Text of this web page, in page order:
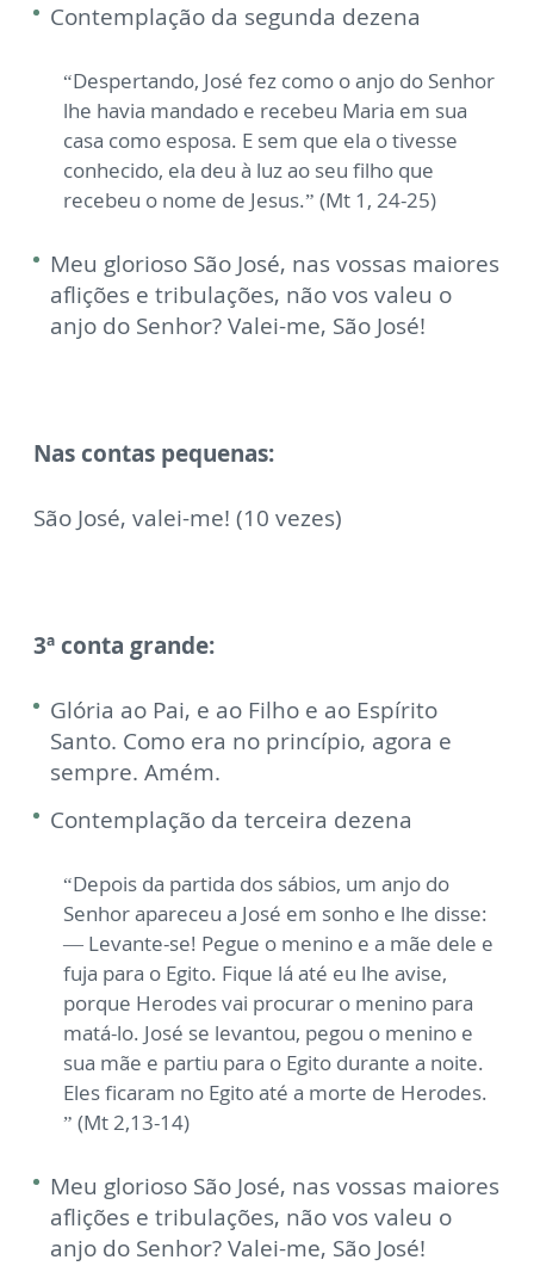
Contemplação da segunda dezena
“Despertando, José fez como o anjo do Senhor
lhe havia mandado e recebeu Maria em sua
casa como esposa. E sem que ela o tivesse
conhecido, ela deu à luz ao seu filho que
recebeu o nome de Jesus.” (Mt 1, 24-25)
Meu glorioso São José, nas vossas maiores
aflições e tribulações, não vos valeu o
anjo do Senhor? Valei-me, São José!
Nas contas pequenas:
São José, valei-me! (10 vezes)
3ª conta grande:
Glória ao Pai, e ao Filho e ao Espírito
Santo. Como era no princípio, agora e
sempre. Amém.
Contemplação da terceira dezena
“Depois da partida dos sábios, um anjo do
Senhor apareceu a José em sonho e lhe disse:
— Levante-se! Pegue o menino e a mãe dele e
fuja para o Egito. Fique lá até eu lhe avise,
porque Herodes vai procurar o menino para
matá-lo. José se levantou, pegou o menino e
sua mãe e partiu para o Egito durante a noite.
Eles ficaram no Egito até a morte de Herodes.
” (Mt 2,13-14)
Meu glorioso São José, nas vossas maiores
aflições e tribulações, não vos valeu o
anjo do Senhor? Valei-me, São José!